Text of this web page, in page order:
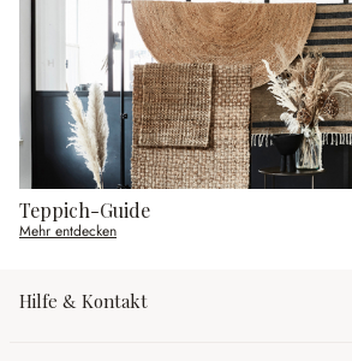
Teppich-Guide
Mehr entdecken
Hilfe & Kontakt